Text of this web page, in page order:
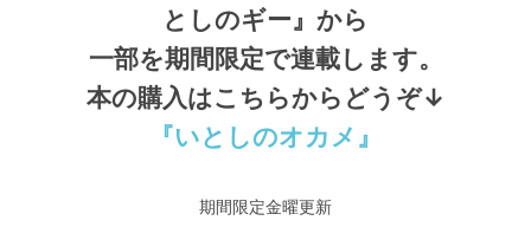
としのギー』から
一部を期間限定で連載します。
本の購入はこちらからどうぞ↓
『いとしのオカメ』
期間限定金曜更新